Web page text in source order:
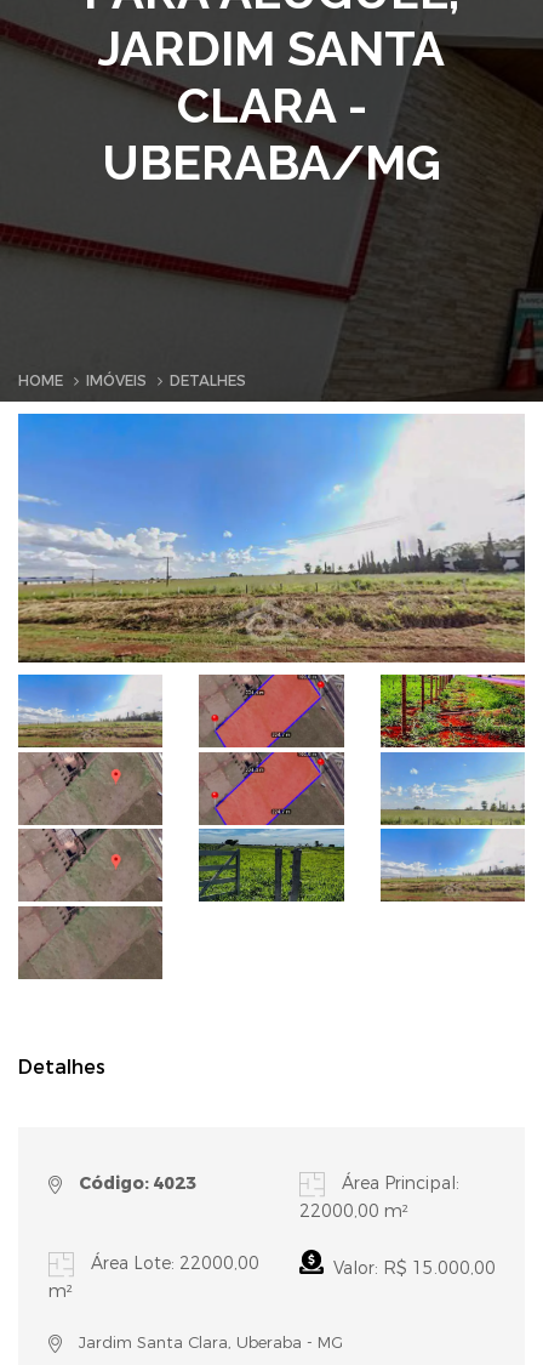
JARDIM SANTA
CLARA -
UBERABA/MG
HOME IMÓVEIS DETALHES
Detalhes
Código: 4023
Área Principal:
22000,00 m²
Área Lote: 22000,00
m²
Valor: R$ 15.000,00
Jardim Santa Clara, Uberaba - MG